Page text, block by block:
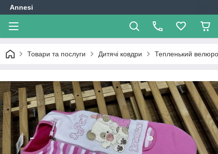
Annesi
Товари та послуги Дитячі ковдри Тепленький